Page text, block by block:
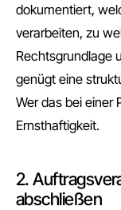
dokumentiert,
verarbeiten, zu
Rechtsgrundlage
genügt eine
Wer das bei einer
Ernsthaftigkeit.
2.
abschließen